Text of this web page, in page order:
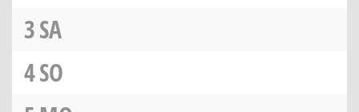
3SA
4SO